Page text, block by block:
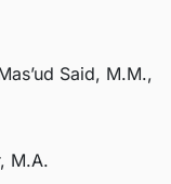
Said, M.M.,
M.A.